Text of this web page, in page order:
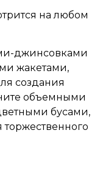
на любом
джинсовками
жакетами,
создания
объемными
бусами,